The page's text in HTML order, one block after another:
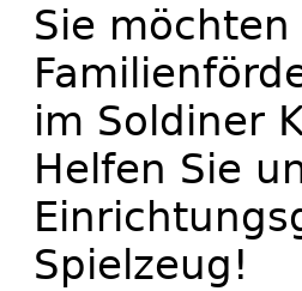
Sie möchten
im Soldiner
Helfen Sie
Spielzeug!